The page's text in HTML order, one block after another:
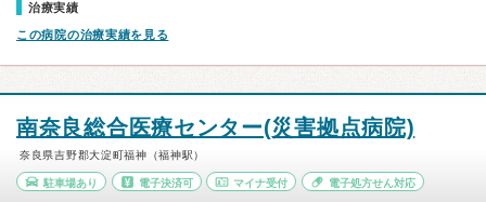
治療実績
この病院の治療実績を見る
南奈良総合医療センター(災害拠点病院)
奈良県吉野郡大淀町福神（福神駅）
駐車場あり 電子決済可 マイナ受付 電子処方せん対応